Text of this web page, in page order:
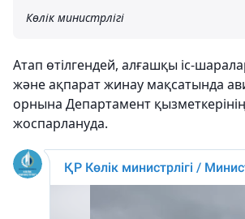
Көлік министрлігі
Атап өтілгендей, алғашқы іс-
және ақпарат жинау мақсатында
орнына Департамент
жоспарлануда.